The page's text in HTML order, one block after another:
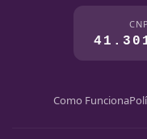
Como Funciona